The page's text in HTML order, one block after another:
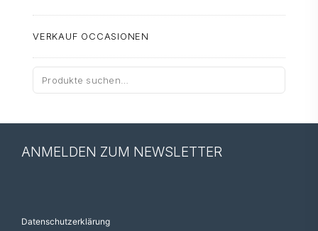
VERKAUF OCCASIONEN
Suche
nach:
ANMELDEN ZUM NEWSLETTER
Datenschutzerklärung